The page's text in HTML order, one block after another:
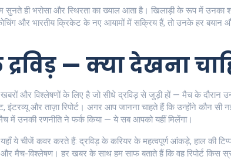
सुनते ही भरोसा और स्थिरता का ख्याल आता है। खिलाड़ी के रूप में उनका
और भारतीय क्रिकेट के नए आयामों में सक्रिय हैं, तो उनके हर बयान और
— क्या देखना
और विश्लेषणों के लिए है जो सीधे द्रविड़ से जुड़ी हों — मैच के दौरान
और ताज़ा रिपोर्ट। अगर आप जानना चाहते हैं कि उन्होंने कौन सी
में उनकी रणनीति ने फर्क किया — ये सब आपको यहीं मिलेंगा।
ये चीजें कवर करते हैं: द्रविड़ के करियर के महत्वपूर्ण आंकड़े, हाल की
और मैच-विश्लेषण। हर खबर के साथ हम साफ बताते हैं कि वह रिपोर्ट किस